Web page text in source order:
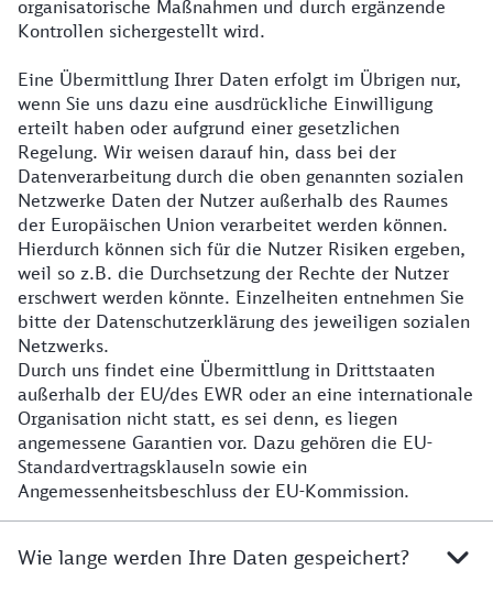
organisatorische Maßnahmen und durch ergänzende
Kontrollen sichergestellt wird.
Eine Übermittlung Ihrer Daten erfolgt im Übrigen nur,
wenn Sie uns dazu eine ausdrückliche Einwilligung
erteilt haben oder aufgrund einer gesetzlichen
Regelung. Wir weisen darauf hin, dass bei der
Datenverarbeitung durch die oben genannten sozialen
Netzwerke Daten der Nutzer außerhalb des Raumes
der Europäischen Union verarbeitet werden können.
Hierdurch können sich für die Nutzer Risiken ergeben,
weil so z.B. die Durchsetzung der Rechte der Nutzer
erschwert werden könnte. Einzelheiten entnehmen Sie
bitte der Datenschutzerklärung des jeweiligen sozialen
Netzwerks.
Durch uns findet eine Übermittlung in Drittstaaten
außerhalb der EU/des EWR oder an eine internationale
Organisation nicht statt, es sei denn, es liegen
angemessene Garantien vor. Dazu gehören die EU-
Standardvertragsklauseln sowie ein
Angemessenheitsbeschluss der EU-Kommission.
Wie lange werden Ihre Daten gespeichert?